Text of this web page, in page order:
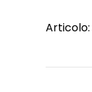
Articolo: